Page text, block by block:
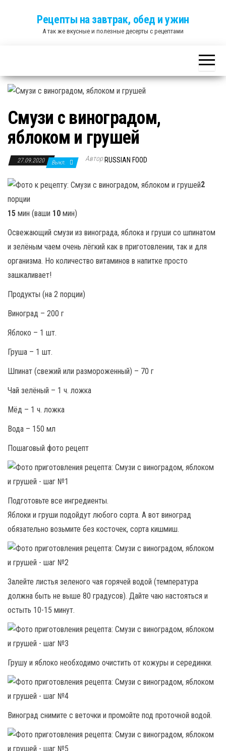
Рецепты на завтрак, обед и ужин
А так же вкусные и полезные десерты с рецептами
Смузи с виноградом,
яблоком и грушей
27.09.2020 Выкл. Автор RUSSIAN FOOD
2
порции
15 мин (ваши 10 мин)
Освежающий смузи из винограда, яблока и груши со шпинатом
и зелёным чаем очень лёгкий как в приготовлении, так и для
организма. Но количество витаминов в напитке просто
зашкаливает!
Продукты (на 2 порции)
Виноград – 200 г
Яблоко – 1 шт.
Груша – 1 шт.
Шпинат (свежий или размороженный) – 70 г
Чай зелёный – 1 ч. ложка
Мёд – 1 ч. ложка
Вода – 150 мл
Пошаговый фото рецепт
Подготовьте все ингредиенты.
Яблоки и груши подойдут любого сорта. А вот виноград
обязательно возьмите без косточек, сорта кишмиш.
Залейте листья зеленого чая горячей водой (температура
должна быть не выше 80 градусов). Дайте чаю настояться и
остыть 10-15 минут.
Грушу и яблоко необходимо очистить от кожуры и серединки.
Виноград снимите с веточки и промойте под проточной водой.